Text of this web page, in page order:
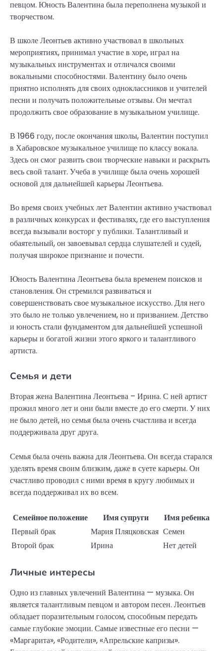
певцом. Юность Валентина была переполнена музыкой и
творчеством.
В школе Леонтьев активно участвовал в школьных
мероприятиях, принимал участие в хоре, играл на
музыкальных инструментах и отличался своими
вокальными способностями. Валентину было очень
приятно исполнять для своих одноклассников и учителей
песни и получать положительные отзывы. Он мечтал
продолжить свое образование в музыкальном училище.
В 1966 году, после окончания школы, Валентин поступил
в Хабаровское музыкальное училище по классу вокала.
Здесь он смог развить свои творческие навыки и раскрыть
весь свой талант. Учеба в училище была очень хорошей
основой для дальнейшей карьеры Леонтьева.
Во время своих учебных лет Валентин активно участвовал
в различных конкурсах и фестивалях, где его выступления
всегда вызывали восторг у публики. Талантливый и
обаятельный, он завоевывал сердца слушателей и судей,
получая широкое признание и почести.
Юность Валентина Леонтьева была временем поисков и
становления. Он стремился развиваться и
совершенствовать свое музыкальное искусство. Для него
это было не только увлечением, но и призванием. Детство
и юность стали фундаментом для дальнейшей успешной
карьеры и богатой жизни этого яркого и талантливого
артиста.
Семья и дети
Вторая жена Валентина Леонтьева – Ирина. С ней артист
прожил много лет и они были вместе до его смерти. У них
не было детей, но семья была очень счастлива и всегда
поддерживала друг друга.
Семья была очень важна для Леонтьева. Он всегда старался
уделять время своим близким, даже в суете карьеры. Он
счастливо проводил с ними время в кругу любимых и
всегда поддерживал их во всем.
Семейное положение Имя супруги
Имя ребенка
Первый брак
Мария Пляцковская Семен
Второй брак
Ирина Нет детей
Личные интересы
Одно из главных увлечений Валентина — музыка. Он
является талантливым певцом и автором песен. Леонтьев
обладает поразительным голосом, способным передать
самые глубокие эмоции. Самые известные его песни —
«Маргарита», «Родители», «Апрельские капризы».